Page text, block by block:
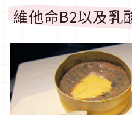
維他命B2以及乳